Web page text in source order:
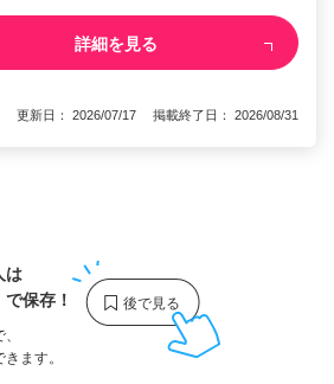
詳細を見る
更新日： 2026/07/17 掲載終了日： 2026/08/31
は
で保存！
ます。